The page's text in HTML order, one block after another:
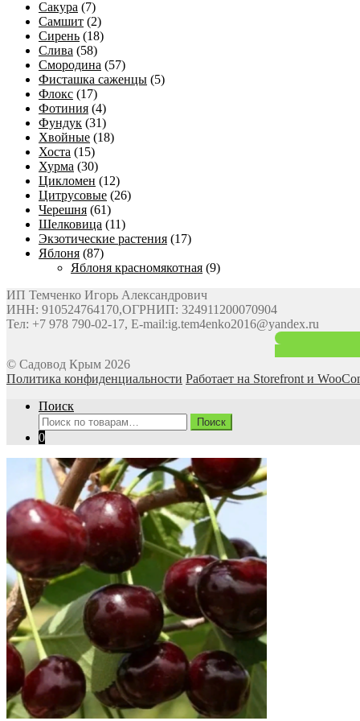
Сакура (7)
Самшит (2)
Сирень (18)
Слива (58)
Смородина (57)
Фисташка саженцы (5)
Флокс (17)
Фотиния (4)
Фундук (31)
Хвойные (18)
Хоста (15)
Хурма (30)
Цикломен (12)
Цитрусовые (26)
Черешня (61)
Шелковица (11)
Экзотические растения (17)
Яблоня (87)
Яблоня красномякотная (9)
ИП Темченко Игорь Александрович
ИНН: 910524764170,ОГРНИП: 324911200070904
Тел: +7 978 790-02-17, E-mail:ig.tem4enko2016@yandex.ru
© Садовод Крым 2026
Политика конфиденциальности Работает на Storefront и
Поиск
Искать:
Поиск
0